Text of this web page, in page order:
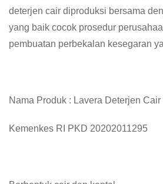
deterjen cair diproduksi bersama
yang baik cocok prosedur
pembuatan perbekalan kesegaran
Nama Produk : Lavera Deterjen Cair
Kemenkes RI PKD 20202011295